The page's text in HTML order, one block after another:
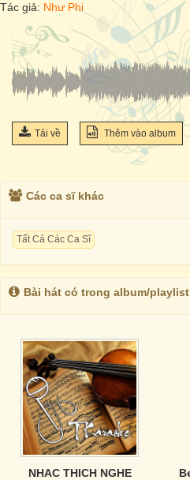
Tác giả: Như Phi
Tải về Thêm vào album
Các ca sĩ khác
Tất Cả Các Ca Sĩ
Bài hát có trong album/playlist
NHAC THICH NGHE